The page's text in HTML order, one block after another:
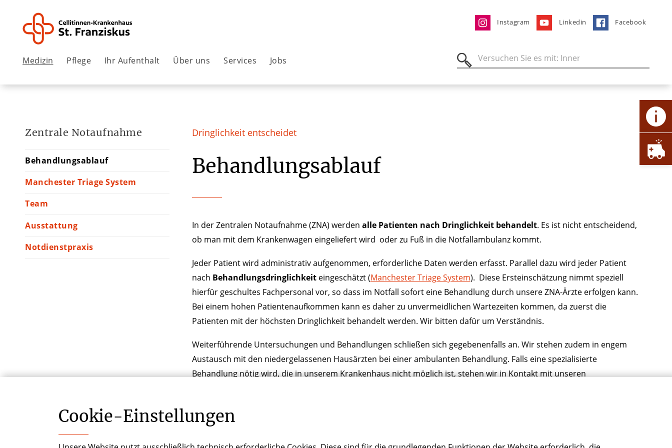
Instagram Linkedin Facebook
Medizin Pflege Ihr Aufenthalt Über uns Services Jobs
Zentrale Notaufnahme
Behandlungsablauf
Manchester Triage System
Team
Ausstattung
Notdienstpraxis
Dringlichkeit entscheidet
Behandlungsablauf
In der Zentralen Notaufnahme (ZNA) werden alle Patienten nach Dringlichkeit behandelt. Es ist nicht entscheidend,
ob man mit dem Krankenwagen eingeliefert wird oder zu Fuß in die Notfallambulanz kommt.
Jeder Patient wird administrativ aufgenommen, erforderliche Daten werden erfasst. Parallel dazu wird jeder Patient
nach Behandlungsdringlichkeit eingeschätzt (Manchester Triage System). Diese Ersteinschätzung nimmt speziell
hierfür geschultes Fachpersonal vor, so dass im Notfall sofort eine Behandlung durch unsere ZNA-Ärzte erfolgen kann.
Bei einem hohen Patientenaufkommen kann es daher zu unvermeidlichen Wartezeiten kommen, da zuerst die
Patienten mit der höchsten Dringlichkeit behandelt werden. Wir bitten dafür um Verständnis.
Weiterführende Untersuchungen und Behandlungen schließen sich gegebenenfalls an. Wir stehen zudem in engem
Austausch mit den niedergelassenen Hausärzten bei einer ambulanten Behandlung. Falls eine spezialisierte
Behandlung nötig wird, die in unserem Krankenhaus nicht möglich ist, stehen wir in Kontakt mit unseren
Cookie-­Einstellungen